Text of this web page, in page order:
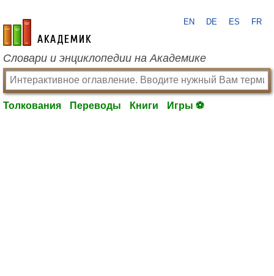
academic.ru
EN DE ES FR
Словари и энциклопедии на Академике
Толкования Переводы Книги Игры ⚽